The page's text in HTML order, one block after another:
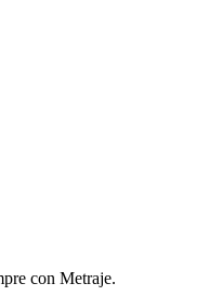
con Metraje.